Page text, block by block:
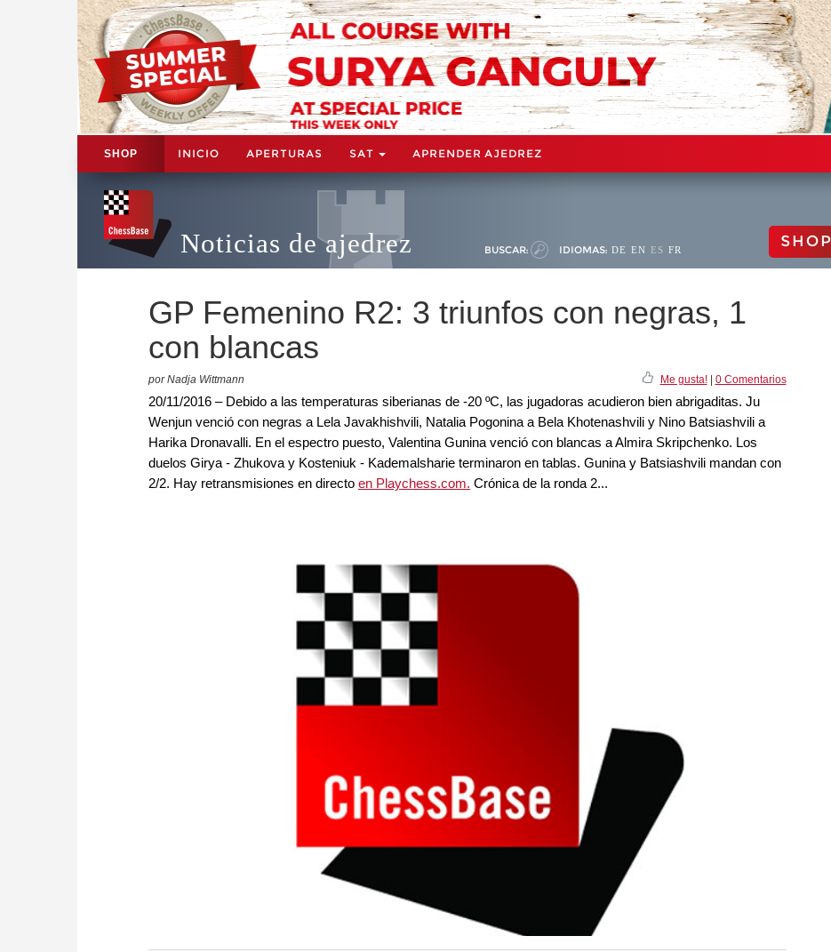
SHOP INICIO APERTURAS SAT APRENDER AJEDREZ
Noticias de ajedrez BUSCAR: IDIOMAS: DE EN ES FR SHOP
GP Femenino R2: 3 triunfos con negras, 1
con blancas
por Nadja Wittmann Me gusta!| 0 Comentarios
20/11/2016 – Debido a las temperaturas siberianas de -20 ºC, las jugadoras acudieron bien abrigaditas. Ju
Wenjun venció con negras a Lela Javakhishvili, Natalia Pogonina a Bela Khotenashvili y Nino Batsiashvili a
Harika Dronavalli. En el espectro puesto, Valentina Gunina venció con blancas a Almira Skripchenko. Los
duelos Girya - Zhukova y Kosteniuk - Kademalsharie terminaron en tablas. Gunina y Batsiashvili mandan con
2/2. Hay retransmisiones en directo en Playchess.com. Crónica de la ronda 2...